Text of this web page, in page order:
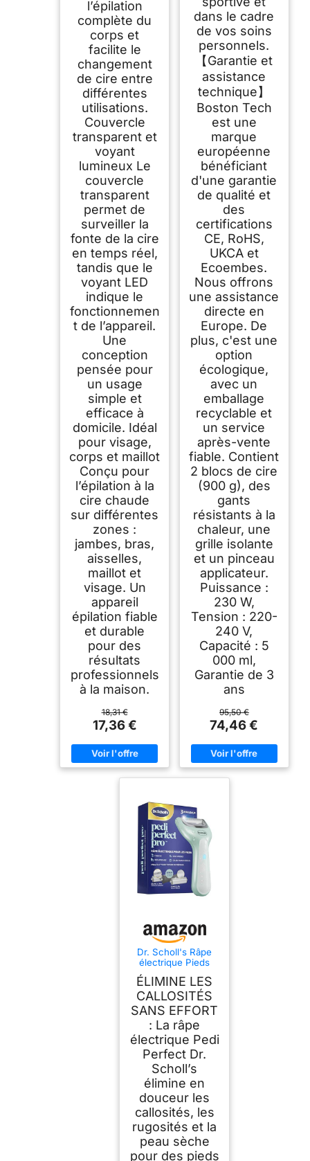
l’épilation
complète du
corps et
facilite le
changement
de cire entre
différentes
utilisations.
Couvercle
transparent et
voyant
lumineux Le
couvercle
transparent
permet de
surveiller la
fonte de la cire
en temps réel,
tandis que le
voyant LED
indique le
fonctionnemen
t de l’appareil.
Une
conception
pensée pour
un usage
simple et
efficace à
domicile. Idéal
pour visage,
corps et maillot
Conçu pour
l’épilation à la
cire chaude
sur différentes
zones :
jambes, bras,
aisselles,
maillot et
visage. Un
appareil
épilation fiable
et durable
pour des
résultats
professionnels
à la maison.
18,31 €
17,36 €
dans le cadre
de vos soins
personnels.
【Garantie et
assistance
technique】
Boston Tech
est une
marque
européenne
bénéficiant
d'une garantie
de qualité et
des
certifications
CE, RoHS,
UKCA et
Ecoembes.
Nous offrons
une assistance
directe en
Europe. De
plus, c'est une
option
écologique,
avec un
emballage
recyclable et
un service
après-vente
fiable. Contient
2 blocs de cire
(900 g), des
gants
résistants à la
chaleur, une
grille isolante
et un pinceau
applicateur.
Puissance :
230 W,
Tension : 220-
240 V,
Capacité : 5
000 ml,
Garantie de 3
ans
95,50 €
74,46 €
Dr. Scholl's Râpe
électrique Pieds
Pedi Perfect Pro
avec 3 rouleaux
Nano Tech - Élimine
les callosités pour
des pieds doux et
beaux - Autonomie
90 minutes -
Rechargeable et
Etanche
ÉLIMINE LES
CALLOSITÉS
SANS EFFORT
: La râpe
électrique Pedi
Perfect Dr.
Scholl’s
élimine en
douceur les
callosités, les
rugosités et la
peau sèche
pour des pieds